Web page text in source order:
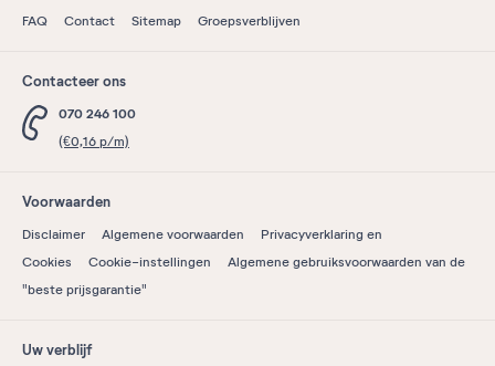
FAQ Contact Sitemap Groepsverblijven
Contacteer ons
070 246 100
(€0,16 p/m)
Voorwaarden
Disclaimer Algemene voorwaarden
Privacyverklaring en
Cookies
Cookie-instellingen
Algemene gebruiksvoorwaarden van de
"beste prijsgarantie"
Uw verblijf